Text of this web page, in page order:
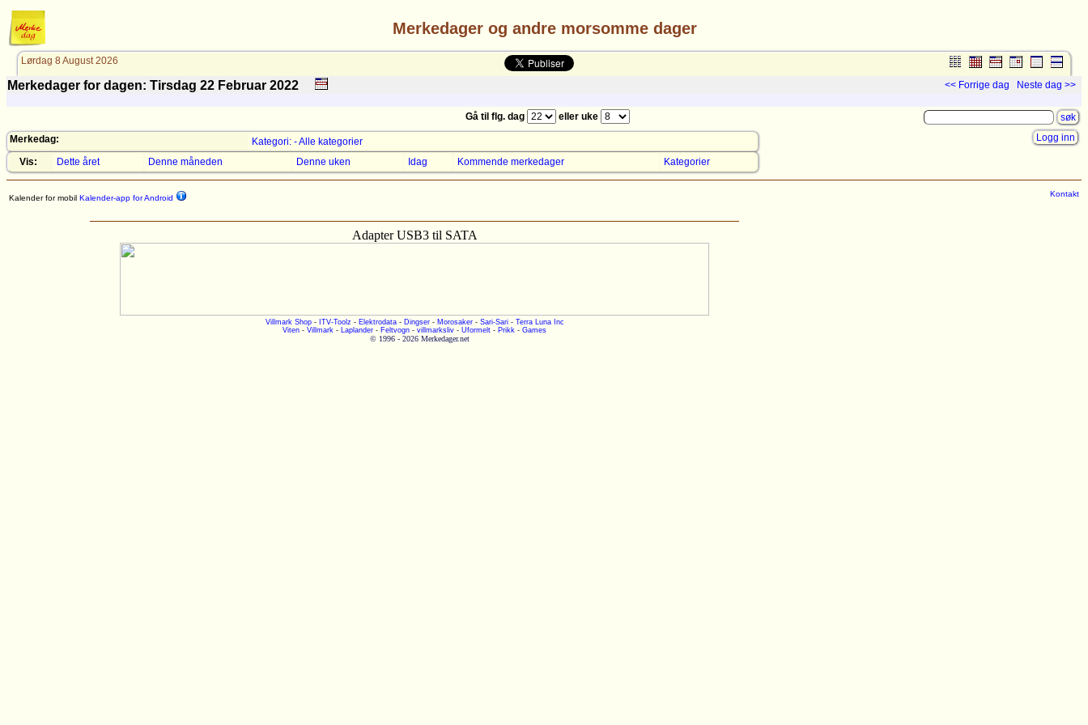
Merkedager og andre morsomme dager
Lørdag 8 August 2026
Merkedager for dagen: Tirsdag 22 Februar 2022 << Forrige dag Neste dag >>
Gå til flg. dag
eller uke
Merkedag:
Kategori: - Alle kategorier
Vis:
Dette året Denne måneden Denne uken Idag Kommende merkedager Kategorier
Logg inn
Kalender for mobil Kalender-app for Android
Adapter USB3 til SATA
Villmark Shop- ITV-Toolz - Elektrodata- Dingser- Morosaker- Sari-Sari- Terra Luna Inc
Viten - Villmark - Laplander - Feltvogn - villmarksliv - Uformelt - Prikk - Games
© 1996 - 2026 Merkedager.net
Kontakt